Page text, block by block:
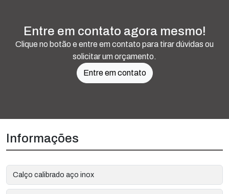
Entre em contato agora mesmo!
Clique no botão e entre em contato para tirar dúvidas ou
solicitar um orçamento.
Entre em contato
Informações
Calço calibrado aço inox